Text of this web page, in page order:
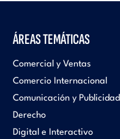
ÁREAS TEMÁTICAS
Comercial y Ventas
Comercio Internacional
Comunicación y Publicidad
Derecho
Digital e Interactivo